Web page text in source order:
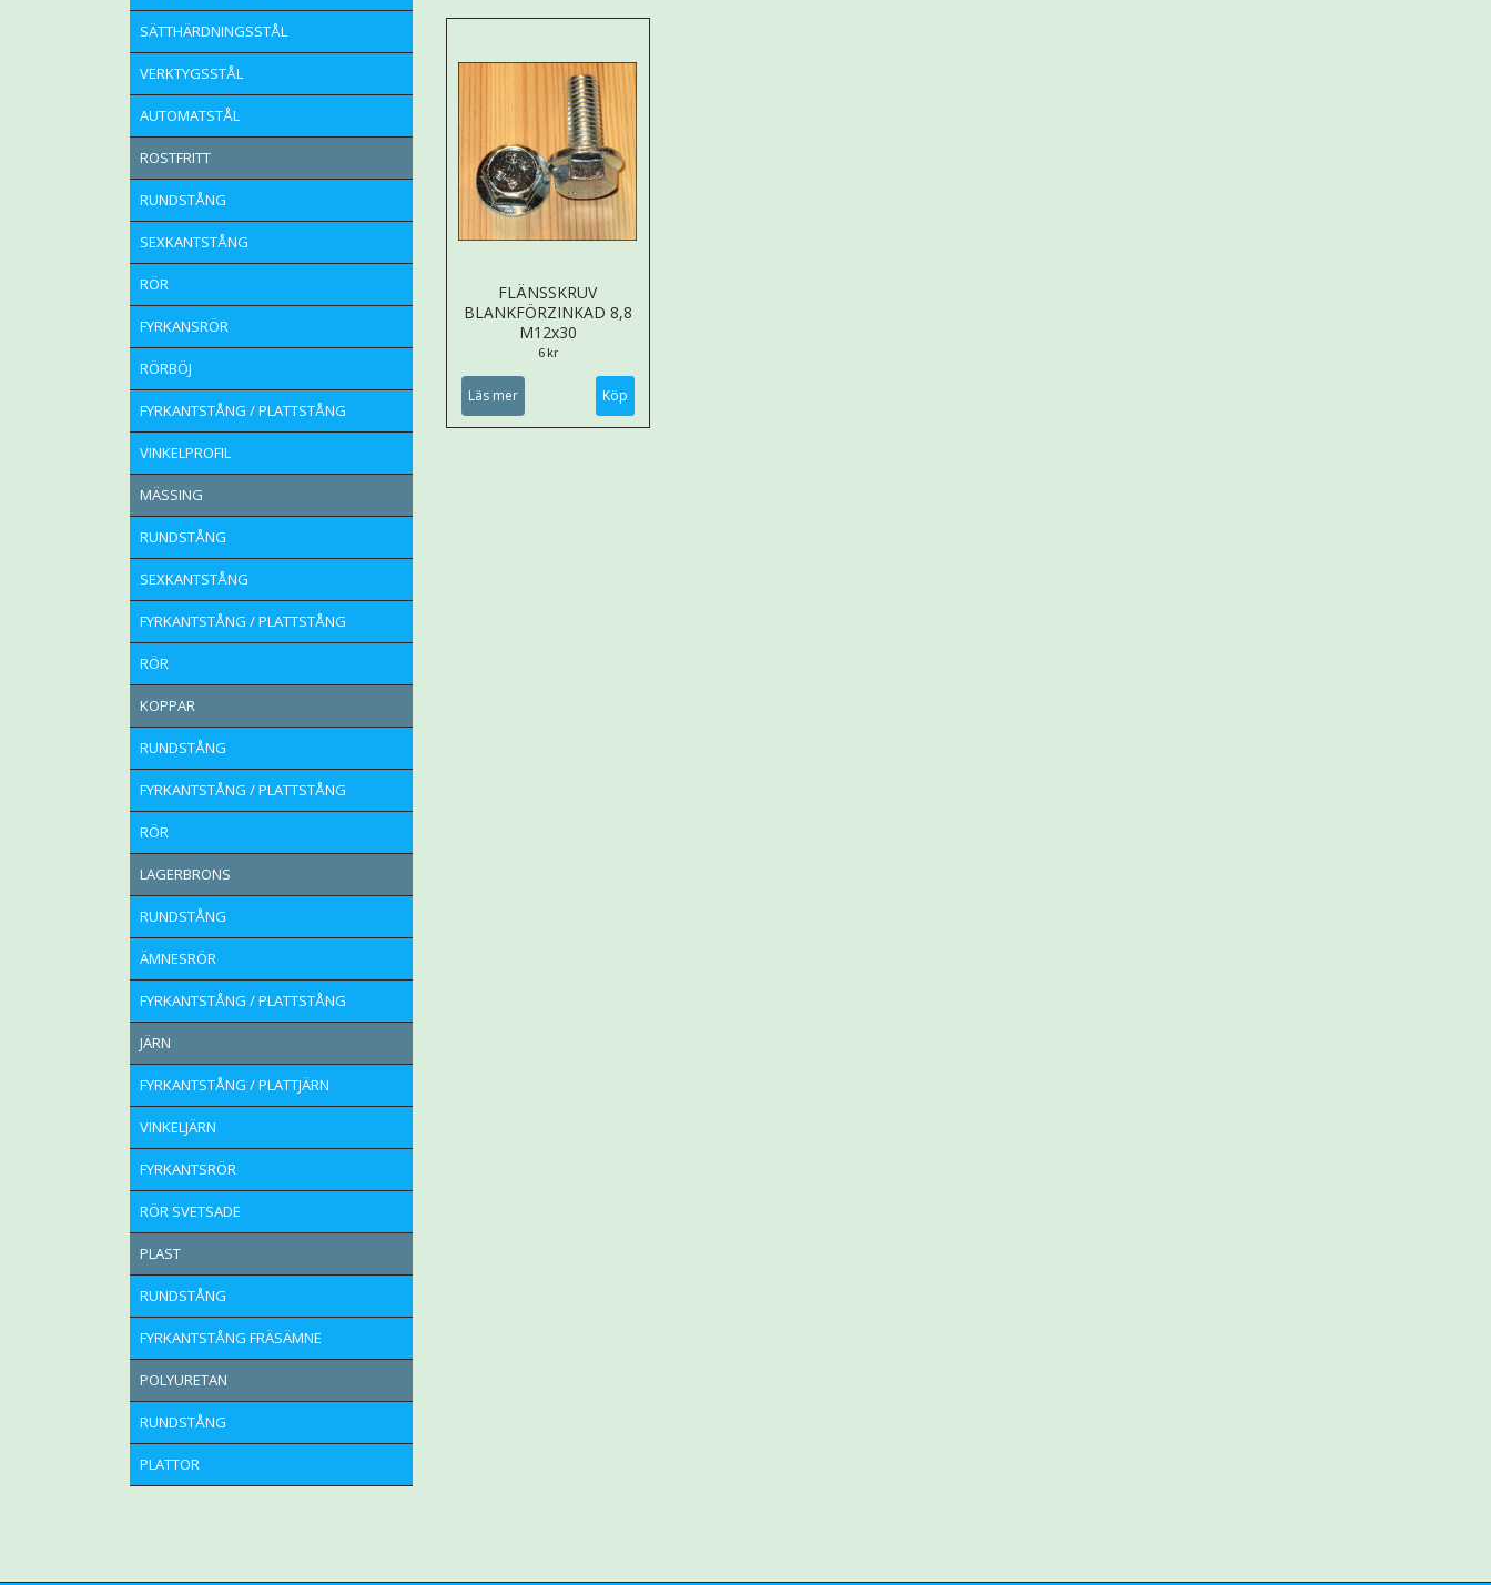
SÄTTHÄRDNINGSSTÅL
VERKTYGSSTÅL
AUTOMATSTÅL
ROSTFRITT
RUNDSTÅNG
SEXKANTSTÅNG
RÖR
FYRKANSRÖR
RÖRBÖJ
FYRKANTSTÅNG / PLATTSTÅNG
VINKELPROFIL
MÄSSING
RUNDSTÅNG
SEXKANTSTÅNG
FYRKANTSTÅNG / PLATTSTÅNG
RÖR
KOPPAR
RUNDSTÅNG
FYRKANTSTÅNG / PLATTSTÅNG
RÖR
LAGERBRONS
RUNDSTÅNG
ÄMNESRÖR
FYRKANTSTÅNG / PLATTSTÅNG
JÄRN
FYRKANTSTÅNG / PLATTJÄRN
VINKELJÄRN
FYRKANTSRÖR
RÖR SVETSADE
PLAST
RUNDSTÅNG
FYRKANTSTÅNG FRÄSÄMNE
POLYURETAN
RUNDSTÅNG
PLATTOR
FLÄNSSKRUV
BLANKFÖRZINKAD 8,8
M12x30
6 kr
Läs mer